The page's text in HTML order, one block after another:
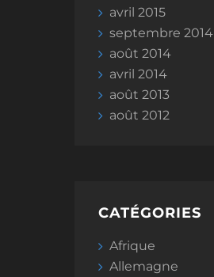
avril 2015
septembre 2014
août 2014
avril 2014
août 2013
août 2012
CATÉGORIES
Afrique
Allemagne